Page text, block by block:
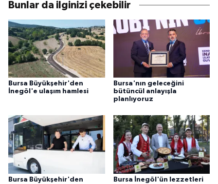
Bunlar da ilginizi çekebilir
Bursa Büyükşehir'den
İnegöl'e ulaşım hamlesi
Bursa'nın geleceğini
bütüncül anlayışla
planlıyoruz
Bursa Büyükşehir'den
Bursa İnegöl'ün lezzetleri